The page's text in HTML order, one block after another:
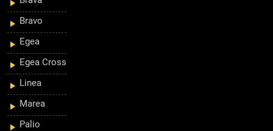
Bravo
Egea
Egea Cross
Linea
Marea
Palio